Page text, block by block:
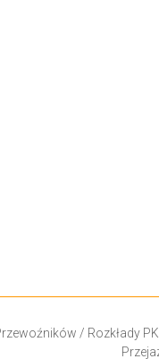
/ Rozkłady